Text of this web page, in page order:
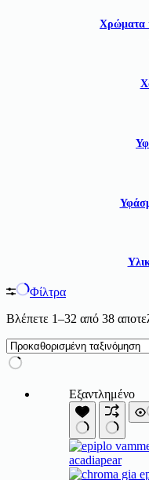
Χρώματα
Φίλτρα
Βλέπετε 1–32 από 38
Εξαντλημένο